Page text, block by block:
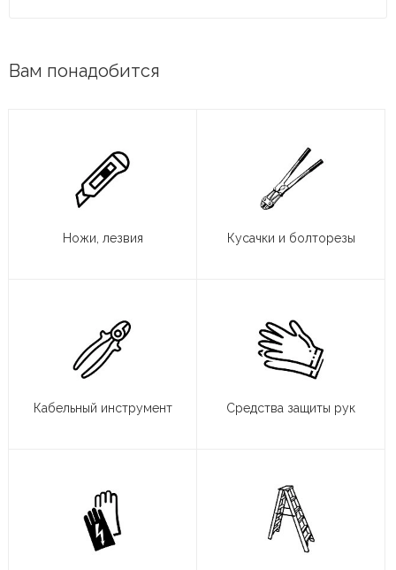
Вам понадобится
Ножи, лезвия Кусачки и болторезы
Кабельный инструмент Средства защиты рук